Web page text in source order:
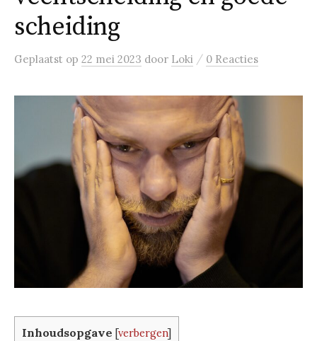
scheiding
Geplaatst op 22 mei 2023 door Loki / 0 Reacties
Inhoudsopgave [verbergen]